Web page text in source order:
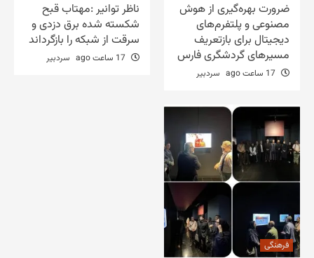
ضرورت بهره‌گیری از هوش
مصنوعی و پلتفرم‌های
دیجیتال برای بازتعریف
مسیرهای گردشگری فارس
سردبیر
ناظر توانیر :مهتاب قبح
شکسته شده برق دزدی و
سرقت از شبکه را بازگرداند
سردبیر
فرهنگی